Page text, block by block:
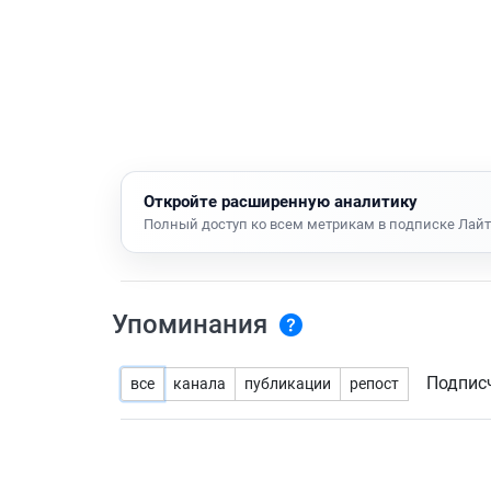
Откройте расширенную аналитику
Полный доступ ко всем метрикам в подписке Лайт
Упоминания
все канала публикации репост